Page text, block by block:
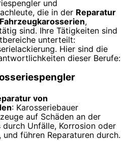
und
die in der Reparatur
,
sind. Ihre Tätigkeiten sind
unterteilt:
Hier sind die
dieser Berufe:
von
: Karosseriebauer
auf Schäden an der
durch Unfälle, Korrosion oder
und führen Reparaturen durch.